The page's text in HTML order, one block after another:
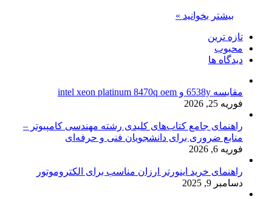
بیشتر بخوانید »
تازه ترین
محبوب
دیدگاه ها
مقایسه 6538y و intel xeon platinum 8470q oem
فوریه 25, 2026
راهنمای جامع کتاب‌های کلیدی رشته مهندسی کامپیوتر –
منابع ضروری برای دانشجویان فنی و حرفه‌ای
فوریه 6, 2026
راهنمای خرید اینورتر ارزان مناسب برای الکتروموتور
دسامبر 9, 2025